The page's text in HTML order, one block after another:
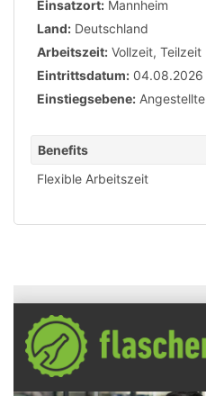
Einsatzort: Mannheim
Land: Deutschland
Arbeitszeit: Vollzeit, Teilzeit
Eintrittsdatum: 04.08.2026
Einstiegsebene:
Benefits
Flexible Arbeitszeit